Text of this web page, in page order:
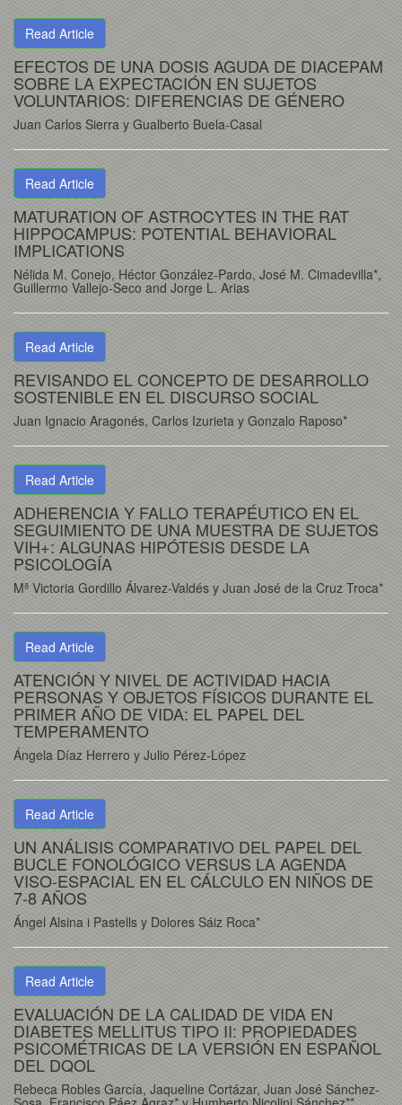
Read Article
EFECTOS DE UNA DOSIS AGUDA DE DIACEPAM
SOBRE LA EXPECTACIÓN EN SUJETOS
VOLUNTARIOS: DIFERENCIAS DE GÉNERO
Juan Carlos Sierra y Gualberto Buela-Casal
Read Article
MATURATION OF ASTROCYTES IN THE RAT
HIPPOCAMPUS: POTENTIAL BEHAVIORAL
IMPLICATIONS
Nélida M. Conejo, Héctor González-Pardo, José M. Cimadevilla*,
Guillermo Vallejo-Seco and Jorge L. Arias
Read Article
REVISANDO EL CONCEPTO DE DESARROLLO
SOSTENIBLE EN EL DISCURSO SOCIAL
Juan Ignacio Aragonés, Carlos Izurieta y Gonzalo Raposo*
Read Article
ADHERENCIA Y FALLO TERAPÉUTICO EN EL
SEGUIMIENTO DE UNA MUESTRA DE SUJETOS
VIH+: ALGUNAS HIPÓTESIS DESDE LA
PSICOLOGÍA
Mª Victoria Gordillo Álvarez-Valdés y Juan José de la Cruz Troca*
Read Article
ATENCIÓN Y NIVEL DE ACTIVIDAD HACIA
PERSONAS Y OBJETOS FÍSICOS DURANTE EL
PRIMER AÑO DE VIDA: EL PAPEL DEL
TEMPERAMENTO
Ángela Díaz Herrero y Julio Pérez-López
Read Article
UN ANÁLISIS COMPARATIVO DEL PAPEL DEL
BUCLE FONOLÓGICO VERSUS LA AGENDA
VISO-ESPACIAL EN EL CÁLCULO EN NIÑOS DE
7-8 AÑOS
Ángel Alsina i Pastells y Dolores Sáiz Roca*
Read Article
EVALUACIÓN DE LA CALIDAD DE VIDA EN
DIABETES MELLITUS TIPO II: PROPIEDADES
PSICOMÉTRICAS DE LA VERSIÓN EN ESPAÑOL
DEL DQOL
Rebeca Robles García, Jaqueline Cortázar, Juan José Sánchez-